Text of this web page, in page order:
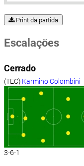
Print da partida
Escalações
Cerrado
(TEC) Karmino Colombini
3-6-1